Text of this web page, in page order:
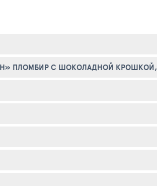
ПЛОМБИР С ШОКОЛАДНОЙ КРОШКОЙ,